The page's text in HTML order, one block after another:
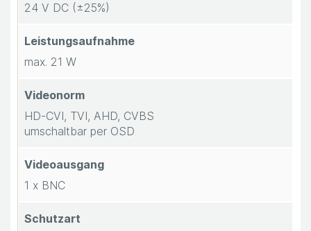
24 V DC (±25%)
Leistungsaufnahme
max. 21 W
Videonorm
HD-CVI, TVI, AHD, CVBS
umschaltbar per OSD
Videoausgang
1 x BNC
Schutzart